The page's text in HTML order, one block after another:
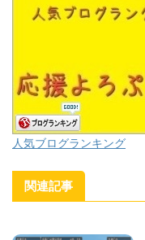
人気ブログランキング
関連記事